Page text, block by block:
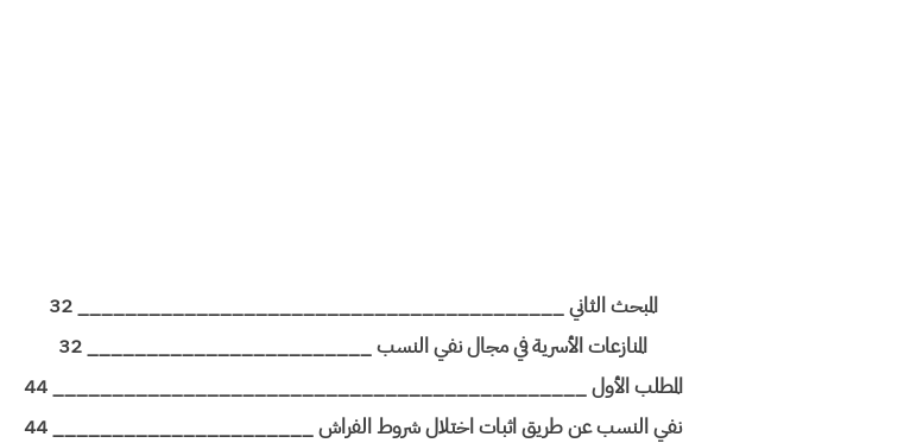
المبحث الثاني _________________________________________ 32
المنازعات الأسرية في مجال نفي النسب ________________________ 32
المطلب الأول _____________________________________________ 44
نفي النسب عن طريق اثبات اختلال شروط الفراش ______________________ 44